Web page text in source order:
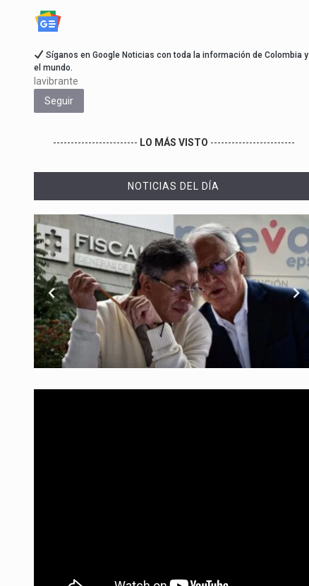
Síganos en Google Noticias con toda la información de Colombia y
el mundo.
lavibrante
Seguir
------------------------ LO MÁS VISTO ------------------------
NOTICIAS DEL DÍA